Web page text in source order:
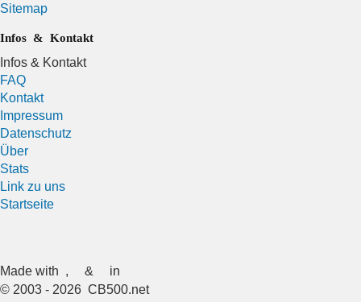
Sitemap
Infos & Kontakt
Infos & Kontakt
FAQ
Kontakt
Impressum
Datenschutz
Über
Stats
Link zu uns
Startseite
Made with , &
in
© 2003 - 2026 CB500.net